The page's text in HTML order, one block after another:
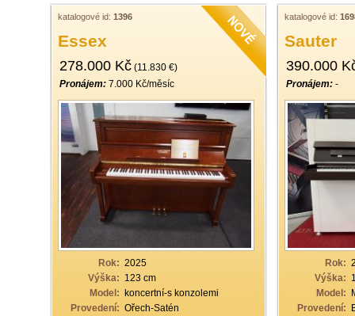
katalogové id: 1396
Essex
278.000 Kč (11.830 €)
Pronájem: 7.000 Kč/měsíc
Rok: 2025
Výška: 123 cm
Model: koncertní-s konzolemi
Provedení: Ořech-Satén
katalogové id:
Sauter
390.000
Pronájem: -
Rok:
Výška:
Model:
Provedení: